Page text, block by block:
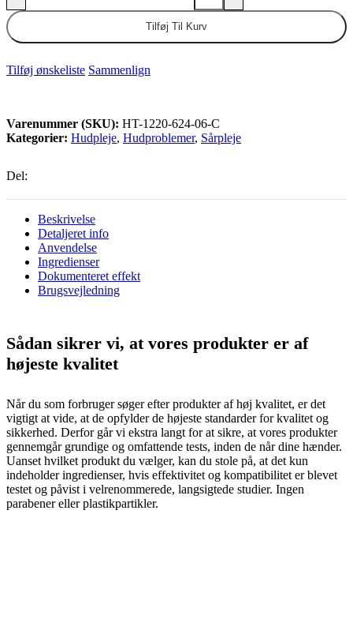
Tilføj Til Kurv
Tilføj ønskeliste Sammenlign
Varenummer (SKU): HT-1220-624-06-C
Kategorier: Hudpleje, Hudproblemer, Sårpleje
Del:
Beskrivelse
Detaljeret info
Anvendelse
Ingredienser
Dokumenteret effekt
Brugsvejledning
Sådan sikrer vi, at vores produkter er af
højeste kvalitet
Når du som forbruger søger efter produkter af høj kvalitet, er det
vigtigt at vide, at de opfylder de højeste standarder for kvalitet og
sikkerhed. Derfor går vi ekstra langt for at sikre, at vores produkter
gennemgår grundige og omfattende tests, inden de når dine hænder.
Uanset hvilket produkt du vælger, kan du stole på, at det kun
indeholder ingredienser, hvis effektivitet og kompatibilitet er blevet
testet og påvist i velrenommerede, langsigtede studier. Ingen
parabener eller plastikpartikler.